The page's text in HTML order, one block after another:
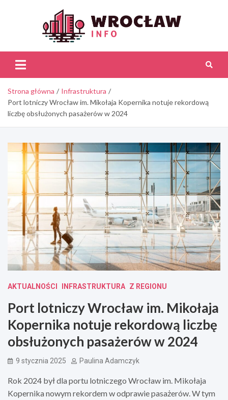
Strona główna
Infrastruktura
Port lotniczy Wrocław im. Mikołaja Kopernika notuje rekordową
liczbę obsłużonych pasażerów w 2024
AKTUALNOŚCI INFRASTRUKTURA Z REGIONU
Port lotniczy Wrocław im. Mikołaja
Kopernika notuje rekordową liczbę
obsłużonych pasażerów w 2024
9 stycznia 2025 Paulina Adamczyk
Rok 2024 był dla portu lotniczego Wrocław im. Mikołaja
Kopernika nowym rekordem w odprawie pasażerów. W tym